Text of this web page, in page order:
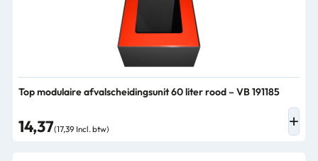
Top modulaire afvalscheidingsunit 60 liter rood – VB 191185
14,37(17,39 Incl. btw)